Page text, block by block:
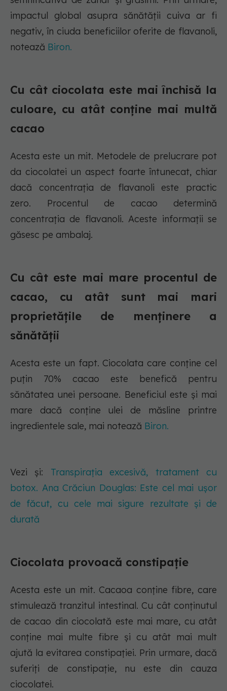
impactul global asupra sănătății cuiva ar fi
negativ, în ciuda beneficiilor oferite de flavanoli,
notează Biron.
Cu cât ciocolata este mai închisă la
culoare, cu atât conține mai multă
cacao
Acesta este un mit. Metodele de prelucrare pot
da ciocolatei un aspect foarte întunecat, chiar
dacă concentrația de flavanoli este practic
zero. Procentul de cacao determină
concentrația de flavanoli. Aceste informații se
găsesc pe ambalaj.
Cu cât este mai mare procentul de
cacao, cu atât sunt mai mari
proprietățile de menținere a
sănătății
Acesta este un fapt. Ciocolata care conține cel
puțin 70% cacao este benefică pentru
sănătatea unei persoane. Beneficiul este și mai
mare dacă conține ulei de măsline printre
ingredientele sale, mai notează Biron.
Vezi și: Transpirația excesivă, tratament cu
botox. Ana Crăciun Douglas: Este cel mai ușor
de făcut, cu cele mai sigure rezultate și de
durată
Ciocolata provoacă constipație
Acesta este un mit. Cacaoa conține fibre, care
stimulează tranzitul intestinal. Cu cât conținutul
de cacao din ciocolată este mai mare, cu atât
conține mai multe fibre și cu atât mai mult
ajută la evitarea constipației. Prin urmare, dacă
suferiți de constipație, nu este din cauza
ciocolatei.